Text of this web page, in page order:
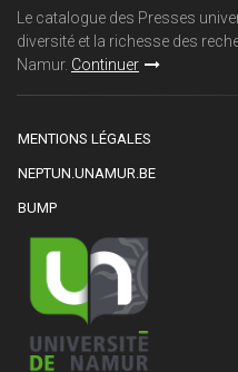
Le catalogue des Presses
diversité et la richesse des
Namur. Continuer
MENTIONS LÉGALES
NEPTUN.UNAMUR.BE
BUMP